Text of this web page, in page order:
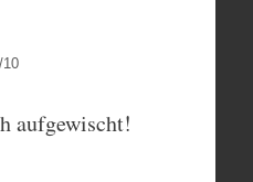
/10
aufgewischt!